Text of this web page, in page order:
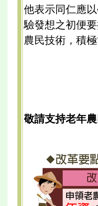
他表示同仁應
驗發想之初便
農民技術，積
敬請支持老年